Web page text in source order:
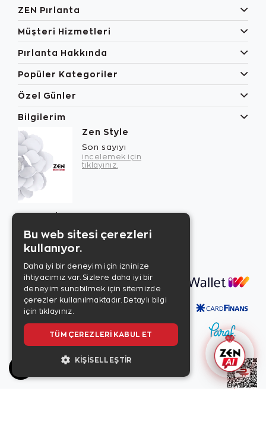
ZEN Pırlanta
Müşteri Hizmetleri
Pırlanta Hakkında
Popüler Kategoriler
Özel Günler
Bilgilerim
Zen Style
Son sayıyı
incelemek için
tıklayınız.
0212 520 00 42
info@zenpirlanta.com
Bu web sitesi çerezleri
kullanıyor.
Daha iyi bir deneyim için izninize
ihtiyacımız var. Sizlere daha iyi bir
deneyim sunabilmek için sitemizde
çerezler kullanılmaktadır. Detaylı bilgi
için tıklayınız.
TÜM ÇEREZLERI KABUL ET
KIŞISELLEŞTIR